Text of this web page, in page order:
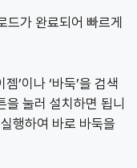
가 완료되어 빠르게
’이나 ‘바둑’을 검색
을 눌러 설치하면 됩니
행하여 바로 바둑을